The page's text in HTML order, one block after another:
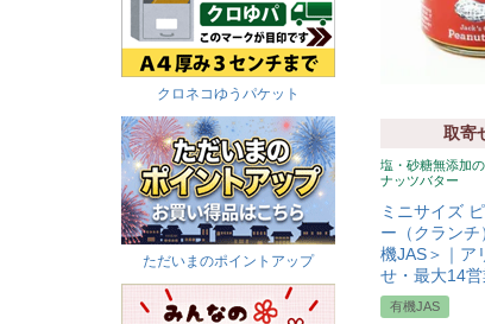
クロネコゆうパケット
ただいまのポイントアップ
取寄
塩・砂糖無添加
ナッツバター
ミニサイズ
ー（クラン
機JAS＞｜ア
せ・最大14営
有機JAS